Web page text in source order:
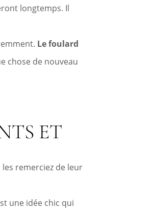
longtemps. Il
Le foulard
chose de nouveau
ET
les remerciez de leur
une idée chic qui